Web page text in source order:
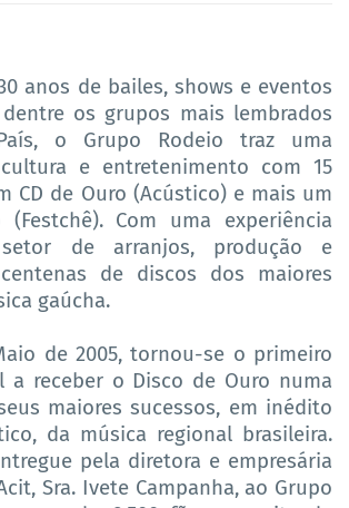
anos de bailes, shows e eventos
os grupos mais lembrados
o Grupo Rodeio traz uma
e entretenimento com 15
CD de Ouro (Acústico) e mais um
(Festchê). Com uma experiência
de arranjos, produção e
de discos dos maiores
gaúcha.
de 2005, tornou-se o primeiro
a receber o Disco de Ouro numa
maiores sucessos, em inédito
da música regional brasileira.
pela diretora e empresária
Sra. Ivete Campanha, ao Grupo